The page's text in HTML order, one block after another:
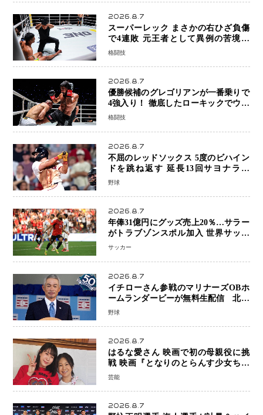
2026.8.7
スーパーレック まさかの右ひざ負傷
で4連敗 元王者として異例の苦境…
「アクシデント」でも消えない危険信
格闘技
2026.8.7
優勝候補のグレゴリアンが一番乗りで
4強入り！ 徹底したローキックでウス
ビャンを攻略、判定勝利
格闘技
2026.8.7
不屈のレッドソックス 5度のビハイン
ドを跳ね返す 延長13回サヨナラ勝
ち 吉田正尚選手も2安打1打点で貢献 4
野球
2026.8.7
年俸31億円にグッズ売上20％…サラー
がトラブゾンスポル加入 世界サッカ
ーは「五大リーグ一強」から新時代へ
サッカー
2026.8.7
イチローさん参戦のマリナーズOBホ
ームランダービーが無料生配信 北米
ならではの“魅せる興行”に世界が注目
野球
2026.8.7
はるな愛さん 映画で初の母親役に挑
戦 映画『となりのとらんす少女ちゃ
ん』11月7日公開 未来の自分との対話
芸能
2026.8.7